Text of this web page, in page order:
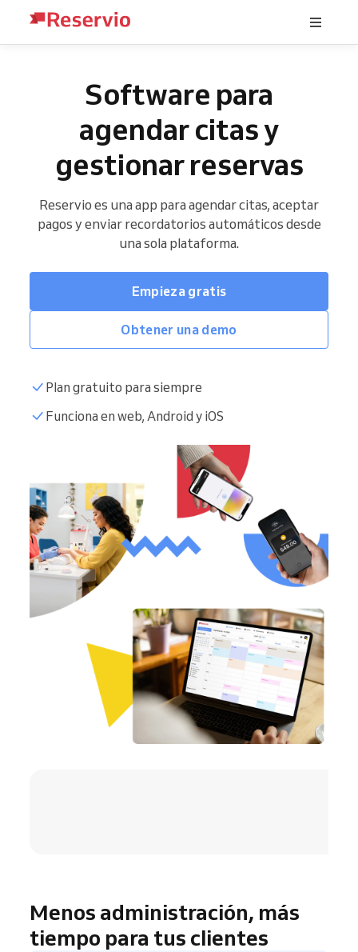
Software para
agendar citas y
gestionar reservas
Reservio es una app para agendar citas, aceptar
pagos y enviar recordatorios automáticos desde
una sola plataforma.
Empieza gratis
Obtener una demo
Plan gratuito para siempre
Funciona en web, Android y iOS
Menos administración, más
tiempo para tus clientes